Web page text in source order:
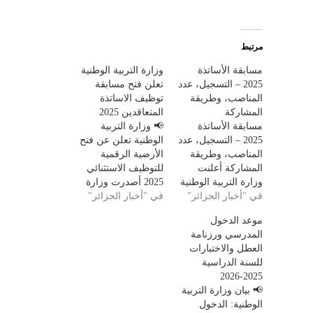
مرتبط
مسابقة الأساتذة
2025 – التسجيل، عدد
المناصب، وطريقة
المشاركة
مسابقة الأساتذة
2025 – التسجيل، عدد
المناصب، وطريقة
المشاركة أعلنت
وزارة التربية الوطنية
عن فتح مسابقة
لسنة 2025 على
أساس الشهادات،
وذلك للالتحاق برتبة
أستاذ في الأطوار
التعليمية الثلاثة:
الابتدائي، المتوسط،
والثانوي. 📌 نوع
في "أخبار الجزائر"
وزارة التربية الوطنية
تعلن فتح مسابقة
توظيف الاساتذة
المتعاقدين 2025
📢 وزارة التربية
الوطنية تعلن عن فتح
الأرضية الرقمية
للتوظيف الاستثنائي
2025 أصدرت وزارة
التربية الوطنية بياناً
في "أخبار الجزائر"
موعد الدخول
المدرسي ورزنامة
العطل والاختبارات
للسنة الدراسية
2025-2026
📢 بيان وزارة التربية
الوطنية: الدخول